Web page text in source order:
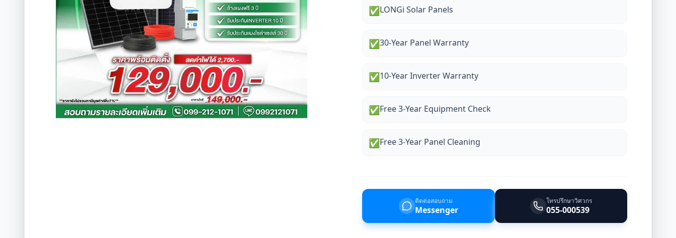
✅LONGi Solar Panels
✅30-Year Panel Warranty
✅10-Year Inverter Warranty
✅Free 3-Year Equipment Check
✅Free 3-Year Panel Cleaning
ติดต่อสอบถาม
Messenger
โทรปรึกษาวิศวกร
055-000539